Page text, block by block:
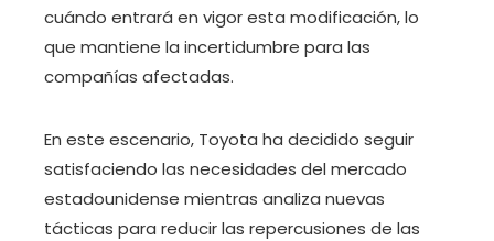
cuándo entrará en vigor esta modificación, lo
que mantiene la incertidumbre para las
compañías afectadas.
En este escenario, Toyota ha decidido seguir
satisfaciendo las necesidades del mercado
estadounidense mientras analiza nuevas
tácticas para reducir las repercusiones de las